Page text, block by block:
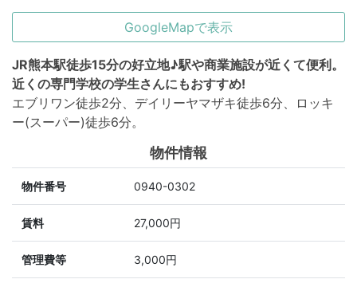
GoogleMapで表示
JR熊本駅徒歩15分の好立地♪駅や商業施設が近くて便利。
近くの専門学校の学生さんにもおすすめ!
エブリワン徒歩2分、デイリーヤマザキ徒歩6分、ロッキ
ー(スーパー)徒歩6分。
物件情報
物件番号 0940-0302
賃料 27,000円
管理費等 3,000円